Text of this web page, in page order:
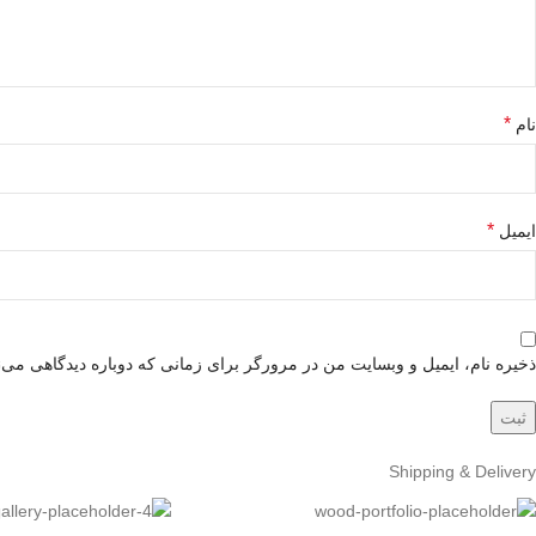
نام *
ایمیل *
ذخیره نام، ایمیل و وبسایت من در مرورگر برای زمانی که دوباره دیدگاهی
Shipping & Delivery